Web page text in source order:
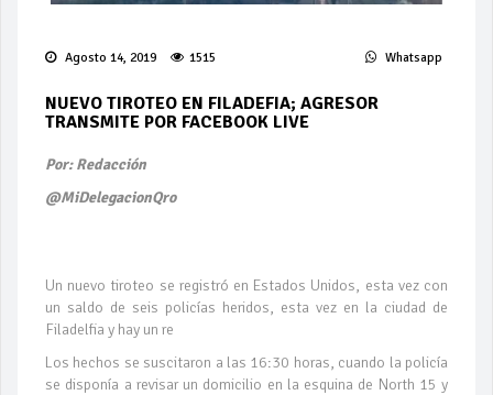
Agosto 14, 2019 1515 Whatsapp
NUEVO TIROTEO EN FILADEFIA; AGRESOR
TRANSMITE POR FACEBOOK LIVE
Por: Redacción
@MiDelegacionQro
Un nuevo tiroteo se registró en Estados Unidos, esta vez con
un saldo de seis policías heridos, esta vez en la ciudad de
Filadelfia y hay un re
Los hechos se suscitaron a las 16:30 horas, cuando la policía
se disponía a revisar un domicilio en la esquina de North 15 y